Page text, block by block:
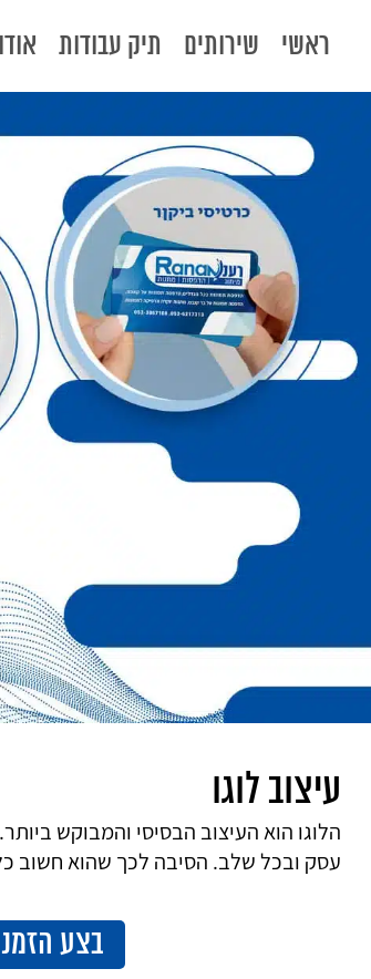
ראשי שירותים תיק עבודות
עיצוב לוגו
הלוגו הוא העיצוב הבסיסי והמבוקש
עסק ובכל שלב. הסיבה לכך שהוא חשוב
בצע